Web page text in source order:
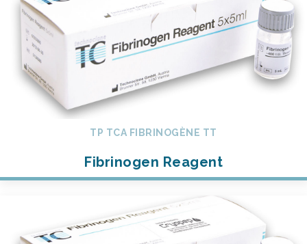
TP TCA FIBRINOGÈNE TT
Fibrinogen Reagent